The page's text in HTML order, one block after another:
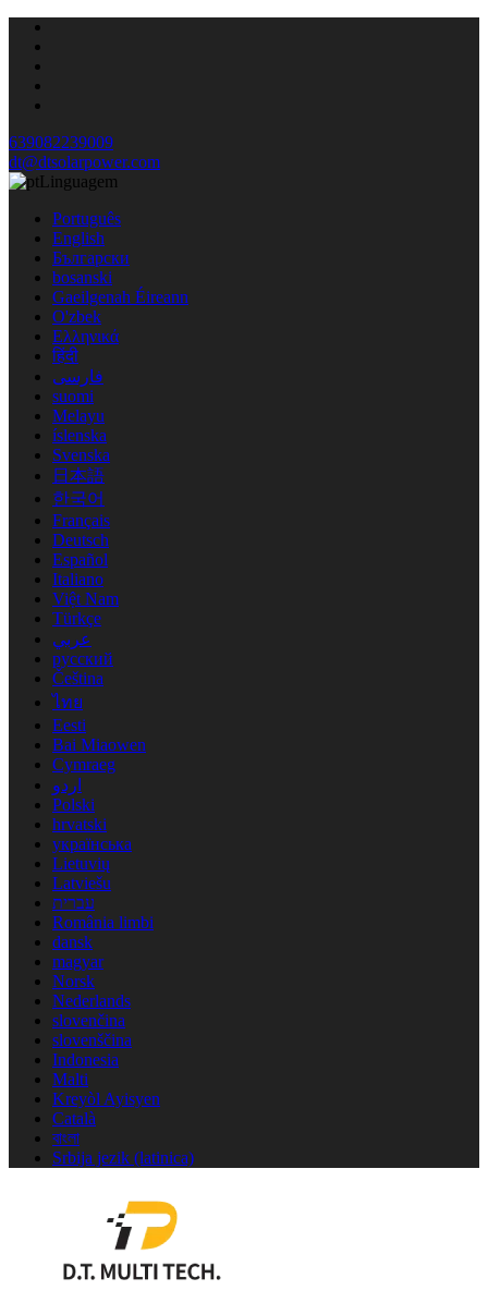
639082239009
dt@dtsolarpower.com
Linguagem
Português
English
Български
bosanski
Gaeilgenah Éireann
O'zbek
Ελληνικά
हिंदी
فارسی
suomi
Melayu
íslenska
Svenska
日本語
한국어
Français
Deutsch
Español
Italiano
Việt Nam
Türkçe
عربي
русский
Čeština
ไทย
Eesti
Bai Miaowen
Cymraeg
اردو
Polski
hrvatski
українська
Lietuvių
Latviešu
עברית
România limbi
dansk
magyar
Norsk
Nederlands
slovenčina
slovenščina
Indonesia
Malti
Kreyòl Ayisyen
Català
বাংলা
Srbija jezik (latinica)